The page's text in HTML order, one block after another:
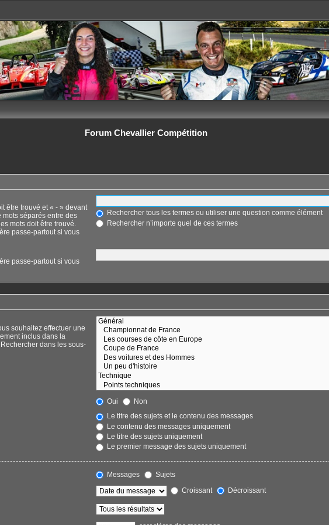
Forum Chevallier Compétition
être trouvé et « - » devant
séparés entre des
mots doit être trouvé.
passe-partout si vous
Rechercher tous les termes ou utiliser une question comme élément
Rechercher n’importe quel de ces termes
passe-partout si vous
souhaitez effectuer une
inclus dans la
dans les sous-
Oui
Non
Le titre des sujets et le contenu des messages
Le contenu des messages uniquement
Le titre des sujets uniquement
Le premier message des sujets uniquement
Messages
Sujets
Croissant Décroissant